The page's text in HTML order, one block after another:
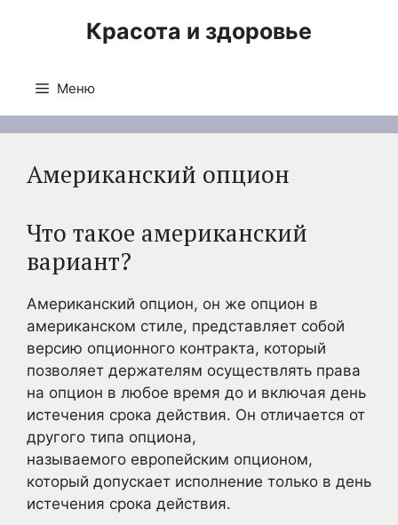
Красота и здоровье
Меню
Американский опцион
Что такое американский
вариант?
Американский опцион, он же опцион в
американском стиле, представляет собой
версию опционного контракта, который
позволяет держателям осуществлять права
на опцион в любое время до и включая день
истечения срока действия. Он отличается от
другого типа опциона,
называемого европейским опционом,
который допускает исполнение только в день
истечения срока действия.